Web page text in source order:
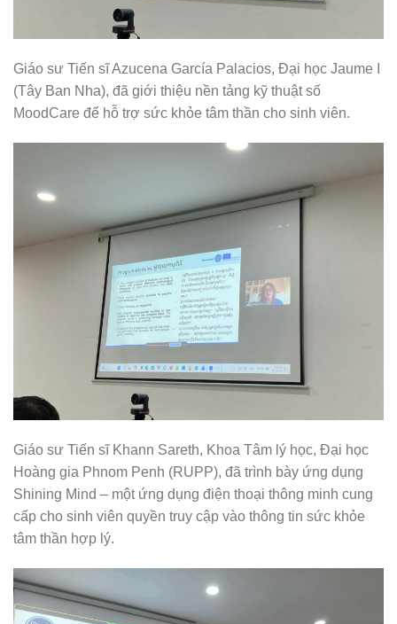
Giáo sư Tiến sĩ Azucena García Palacios, Đại học Jaume I
(Tây Ban Nha), đã giới thiệu nền tảng kỹ thuật số
MoodCare để hỗ trợ sức khỏe tâm thần cho sinh viên.
Giáo sư Tiến sĩ Khann Sareth, Khoa Tâm lý học, Đại học
Hoàng gia Phnom Penh (RUPP), đã trình bày ứng dụng
Shining Mind – một ứng dụng điện thoại thông minh cung
cấp cho sinh viên quyền truy cập vào thông tin sức khỏe
tâm thần hợp lý.